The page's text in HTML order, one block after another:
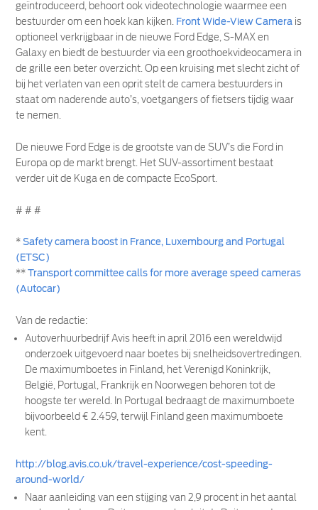
geïntroduceerd, behoort ook videotechnologie waarmee een
bestuurder om een hoek kan kijken. Front Wide-View Camera is
optioneel verkrijgbaar in de nieuwe Ford Edge, S-MAX en
Galaxy en biedt de bestuurder via een groothoekvideocamera in
de grille een beter overzicht. Op een kruising met slecht zicht of
bij het verlaten van een oprit stelt de camera bestuurders in
staat om naderende auto’s, voetgangers of fietsers tijdig waar
te nemen.
De nieuwe Ford Edge is de grootste van de SUV’s die Ford in
Europa op de markt brengt. Het SUV-assortiment bestaat
verder uit de Kuga en de compacte EcoSport.
# # #
*Safety camera boost in France, Luxembourg and Portugal
(ETSC)
**Transport committee calls for more average speed cameras
(Autocar)
Van de redactie:
Autoverhuurbedrijf Avis heeft in april 2016 een wereldwijd
onderzoek uitgevoerd naar boetes bij snelheidsovertredingen.
De maximumboetes in Finland, het Verenigd Koninkrijk,
België, Portugal, Frankrijk en Noorwegen behoren tot de
hoogste ter wereld. In Portugal bedraagt de maximumboete
bijvoorbeeld € 2.459, terwijl Finland geen maximumboete
kent.
http://blog.avis.co.uk/travel-experience/cost-speeding-
around-world/
Naar aanleiding van een stijging van 2,9 procent in het aantal